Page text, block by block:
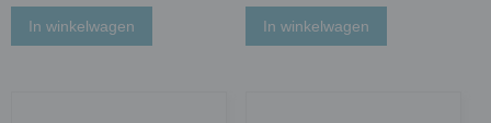
In winkelwagen In winkelwagen